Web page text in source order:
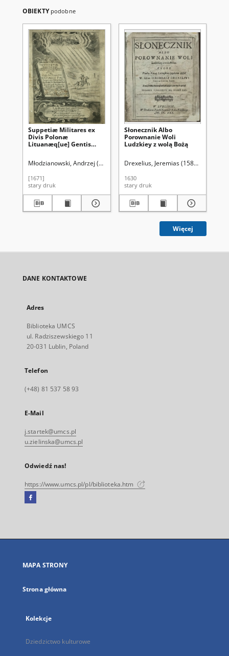
OBIEKTY podobne
Suppetiæ Militares ex
Divis Polonæ
Lituanæq[ue] Gentis
Scriptae & [...] Michaeli
Supremo M. D. L.
Exercituum Duci [...]
oblatæ
Młodzianowski, Andrzej (1627?-1686) Schnops, Mikołaj (16..-16..). Il.
[1671]
stary druk
Słonecznik Albo
Porownanie Woli
Ludzkiey z wolą Bożą
Drexelius, Jeremias (1581-1638)
1630
stary druk
Więcej
DANE KONTAKTOWE
Adres
Biblioteka UMCS
ul. Radziszewskiego 11
20-031 Lublin, Poland
Telefon
(+48) 81 537 58 93
E-Mail
j.startek@umcs.pl
u.zielinska@umcs.pl
Odwiedź nas!
https://www.umcs.pl/pl/biblioteka.htm
Facebook
się
karcie
MAPA STRONY
Strona główna
Kolekcje
Dziedzictwo kulturowe